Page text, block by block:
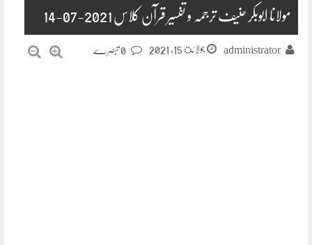
مولانا ابوبکر حنیف ترجمہ و تفسیر قرآن کلاس 2021-07-14
administrator جولائ 15, 2021